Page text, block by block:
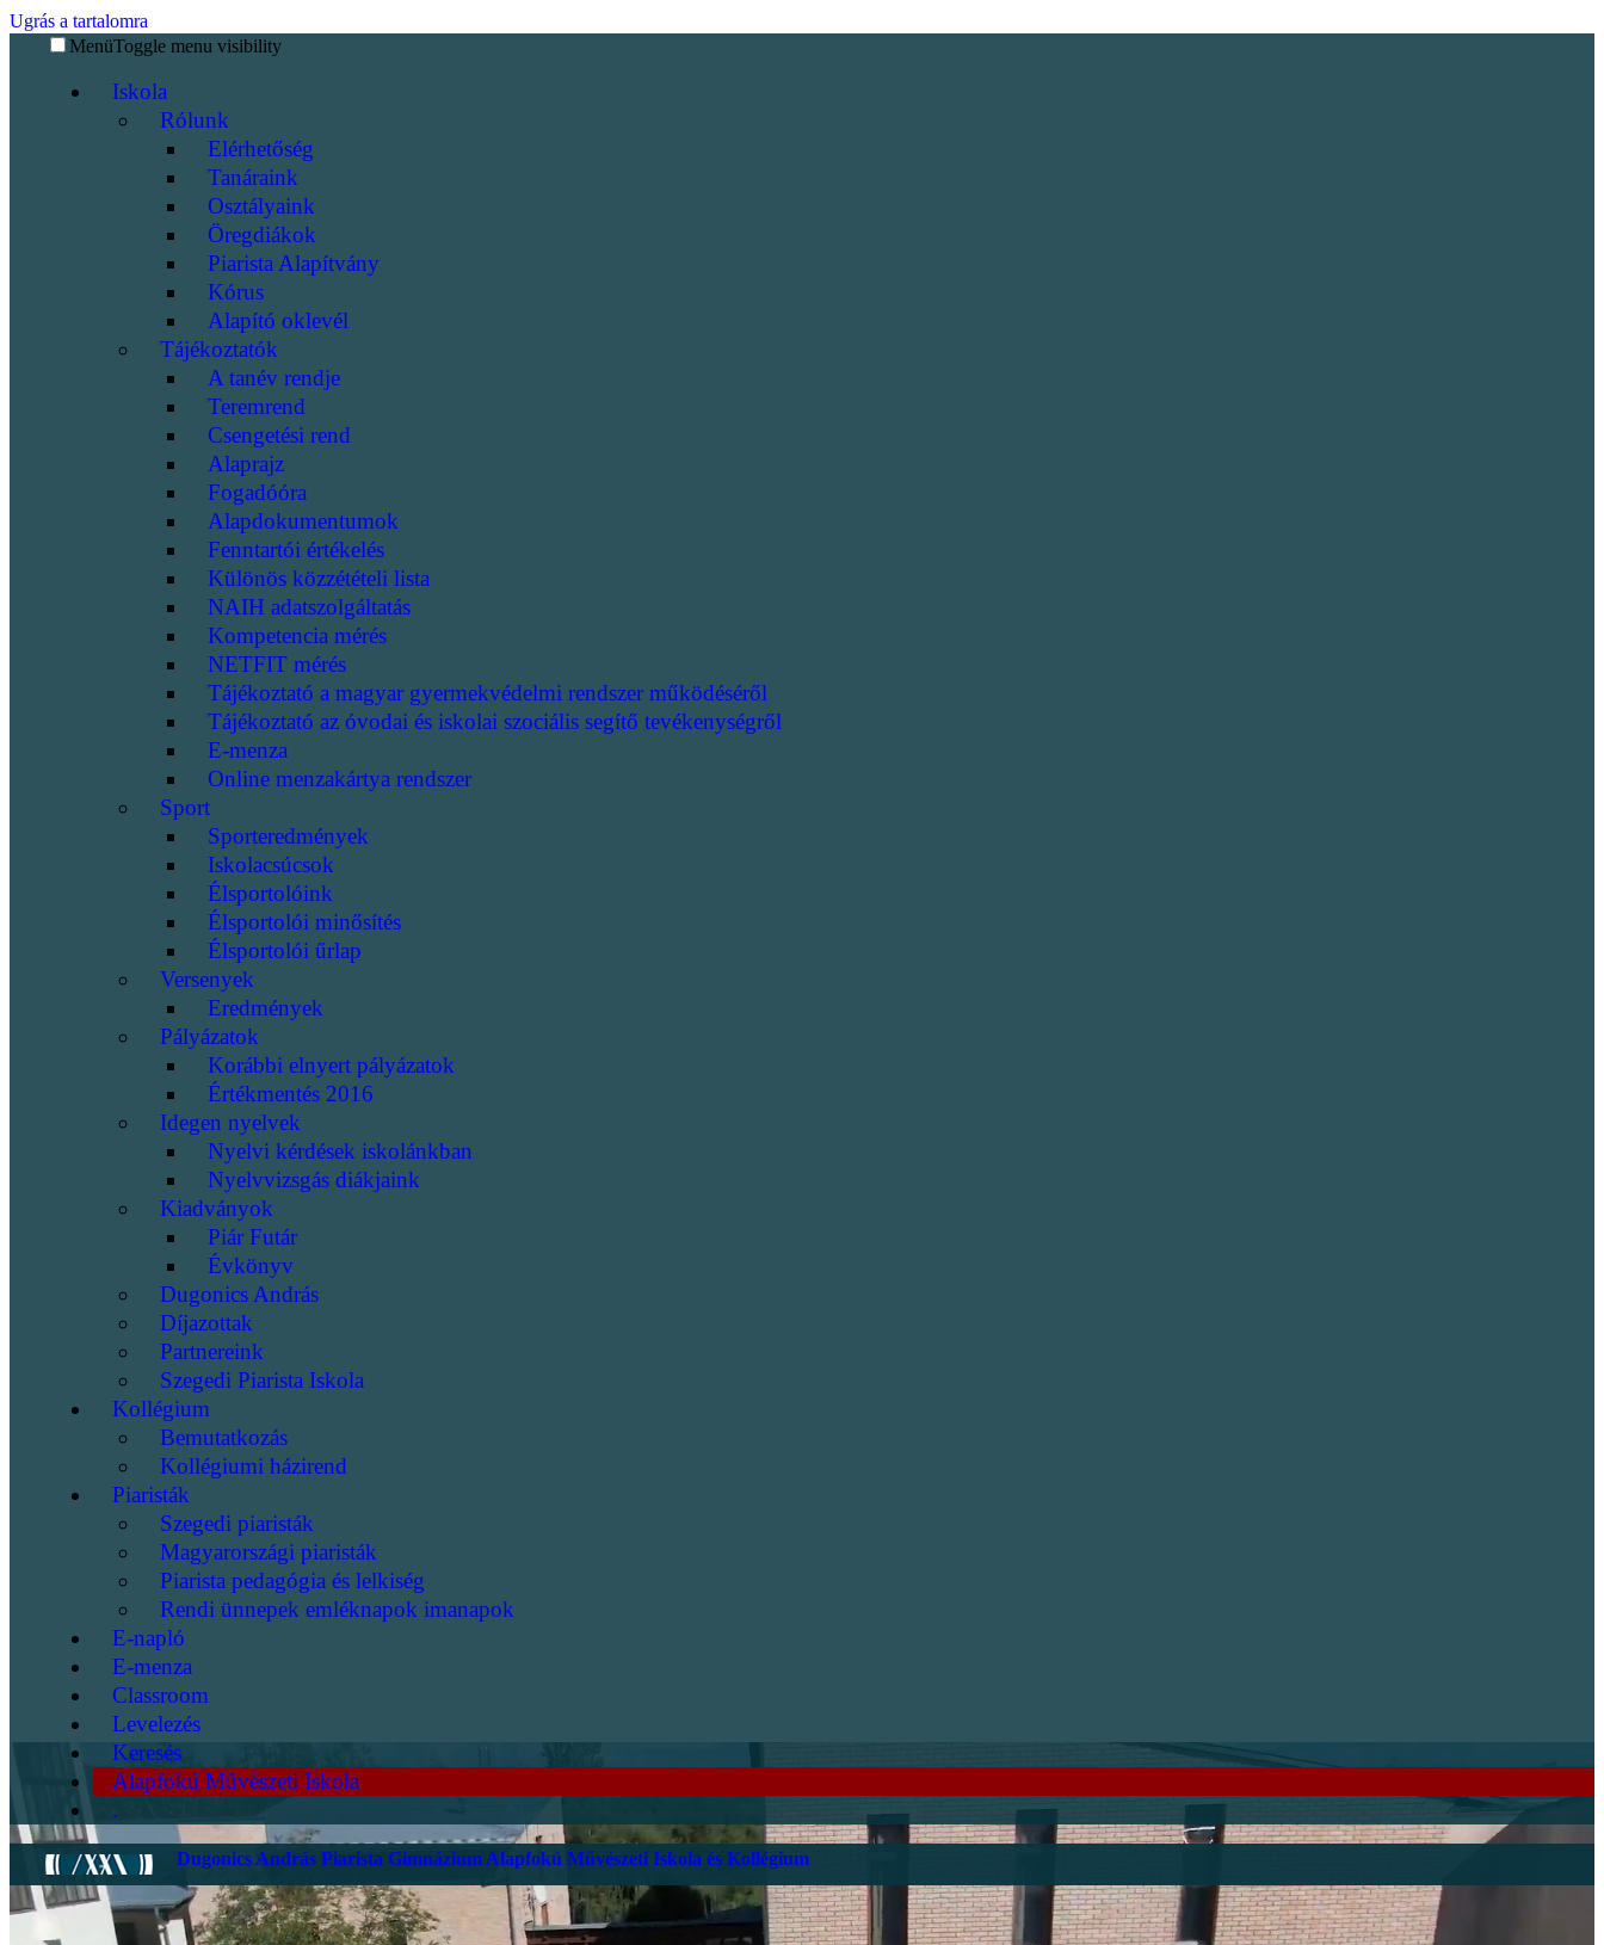
Ugrás a tartalomra
MenüToggle menu visibility
Iskola
Rólunk
Elérhetőség
Tanáraink
Osztályaink
Öregdiákok
Piarista Alapítvány
Kórus
Alapító oklevél
Tájékoztatók
A tanév rendje
Teremrend
Csengetési rend
Alaprajz
Fogadóóra
Alapdokumentumok
Fenntartói értékelés
Különös közzétételi lista
NAIH adatszolgáltatás
Kompetencia mérés
NETFIT mérés
Tájékoztató a magyar gyermekvédelmi rendszer működéséről
Tájékoztató az óvodai és iskolai szociális segítő tevékenységről
E-menza
Online menzakártya rendszer
Sport
Sporteredmények
Iskolacsúcsok
Élsportolóink
Élsportolói minősítés
Élsportolói űrlap
Versenyek
Eredmények
Pályázatok
Korábbi elnyert pályázatok
Értékmentés 2016
Idegen nyelvek
Nyelvi kérdések iskolánkban
Nyelvvizsgás diákjaink
Kiadványok
Piár Futár
Évkönyv
Dugonics András
Díjazottak
Partnereink
Szegedi Piarista Iskola
Kollégium
Bemutatkozás
Kollégiumi házirend
Piaristák
Szegedi piaristák
Magyarországi piaristák
Piarista pedagógia és lelkiség
Rendi ünnepek emléknapok imanapok
E-napló
E-menza
Classroom
Levelezés
Keresés
Alapfokú Művészeti Iskola
.
Dugonics András Piarista Gimnázium Alapfokú Művészeti Iskola és Kollégium